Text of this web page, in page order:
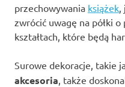
przechowywania książek
zwrócić uwagę na półki
kształtach, które będą
Surowe dekoracje, takie
akcesoria , także